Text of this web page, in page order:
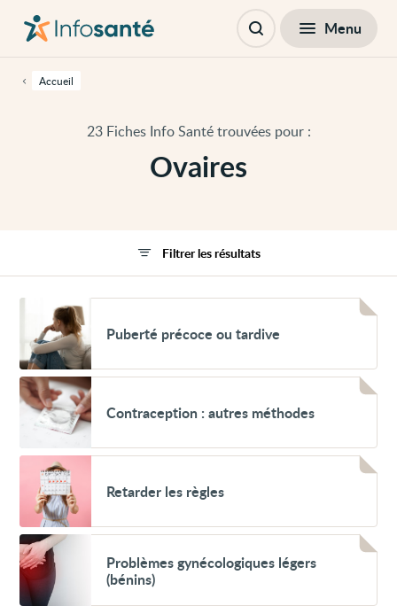
contenu
cette
Ovaires
23 Fiches Info Santé trouvées pour :
Accueil
principale
Ouvrir Menu
Puberté
précoce
ou
tardive
Puberté précoce ou tardive
Voir
Contraception
autres
méthodes
Contraception : autres méthodes
Voir
Retarder
règles
Retarder les règles
Voir
Problèmes
gynécologiques
légers
(bénins)
Problèmes gynécologiques légers
(bénins)
Filtrer les résultats
Filtres Fermer